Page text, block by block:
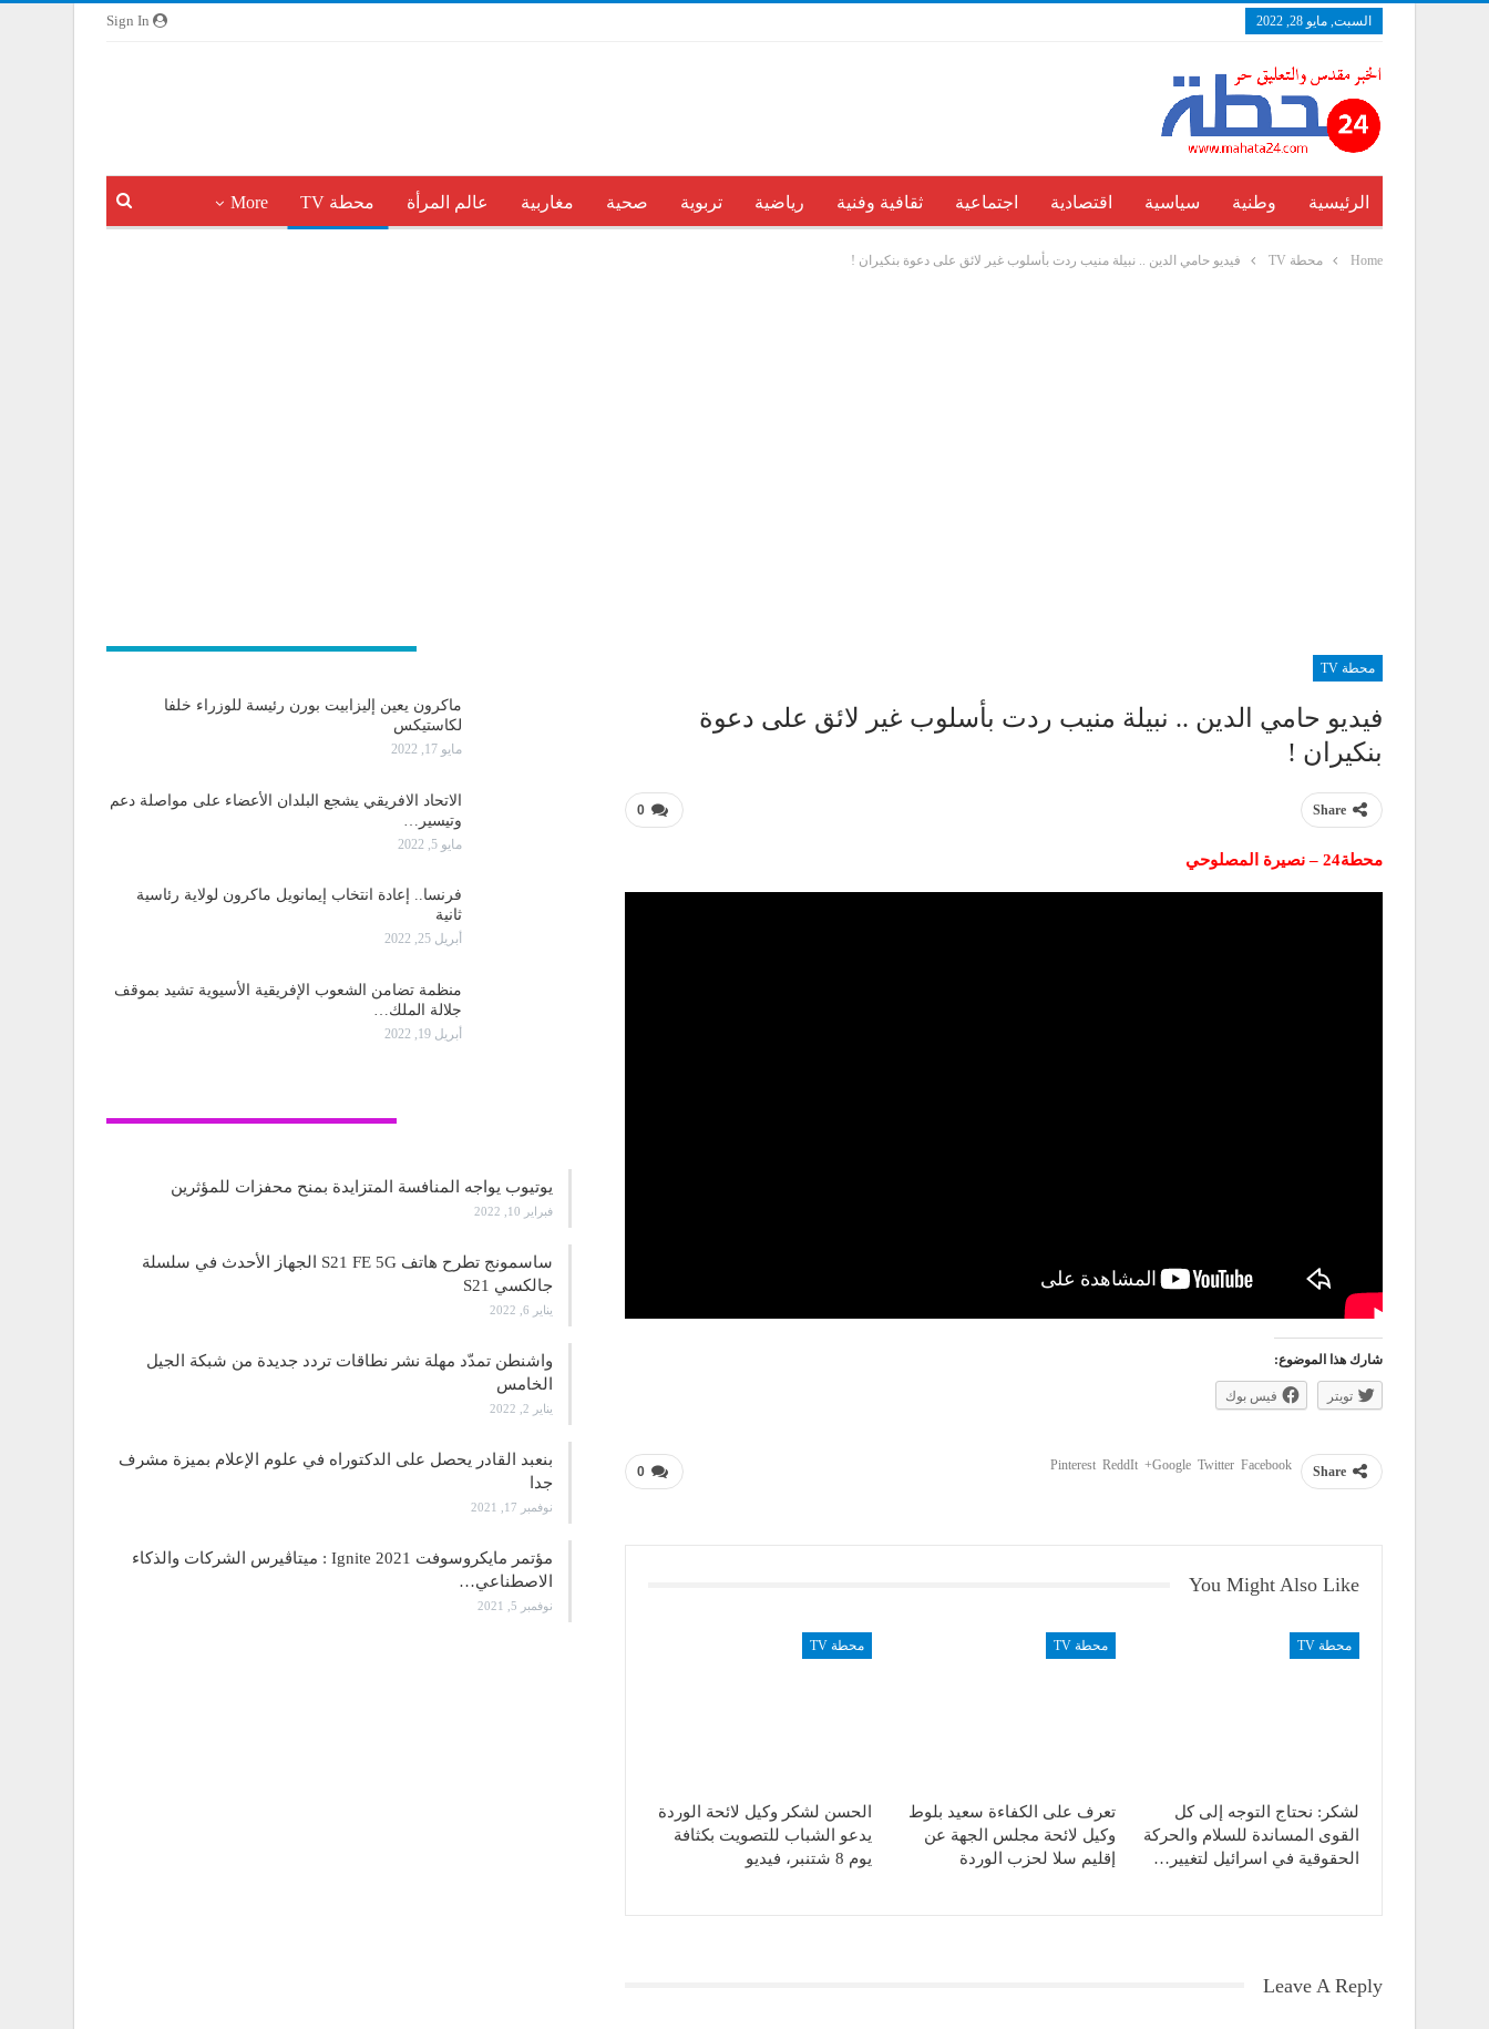
السبت, مايو 28, 2022
الرئيسية وطنية سياسية اقتصادية اجتماعية ثقافية وفنية رياضية تربوية صحية مغاربية عالم المرأة محطة TV More
Home محطة TV فيديو حامي الدين .. نبيلة منيب ردت بأسلوب غير لائق على دعوة بنكيران !
محطة TV
فيديو حامي الدين .. نبيلة منيب ردت بأسلوب غير لائق على دعوة
بنكيران !
0 Share
محطة24 – نصيرة المصلوحي
شارك هذا الموضوع:
تويتر فيس بوك
0 Share
Facebook
Twitter
Google+
ReddIt
Pinterest
You Might Also Like
محطة TV
لشكر: نحتاج التوجه إلى كل
القوى المساندة للسلام والحركة
الحقوقية في اسرائيل لتغيير…
محطة TV
تعرف على الكفاءة سعيد بلوط
وكيل لائحة مجلس الجهة عن
إقليم سلا لحزب الوردة
محطة TV
الحسن لشكر وكيل لائحة الوردة
يدعو الشباب للتصويت بكثافة
يوم 8 شتنبر، فيديو
Leave A Reply
ماكرون يعين إليزابيت بورن رئيسة للوزراء خلفا
لكاستيكس
مايو 17, 2022
الاتحاد الافريقي يشجع البلدان الأعضاء على مواصلة دعم
وتيسير…
مايو 5, 2022
فرنسا.. إعادة انتخاب إيمانويل ماكرون لولاية رئاسية
ثانية
أبريل 25, 2022
منظمة تضامن الشعوب الإفريقية الأسيوية تشيد بموقف
جلالة الملك…
أبريل 19, 2022
يوتيوب يواجه المنافسة المتزايدة بمنح محفزات للمؤثرين
فبراير 10, 2022
ساسمونج تطرح هاتف S21 FE 5G الجهاز الأحدث في سلسلة
جالكسي S21
يناير 6, 2022
واشنطن تمدّد مهلة نشر نطاقات تردد جديدة من شبكة الجيل
الخامس
يناير 2, 2022
بنعبد القادر يحصل على الدكتوراه في علوم الإعلام بميزة مشرف
جدا
نوفمبر 17, 2021
مؤتمر مايكروسوفت Ignite 2021 : ميتاڤيرس الشركات والذكاء
الاصطناعي…
نوفمبر 5, 2021